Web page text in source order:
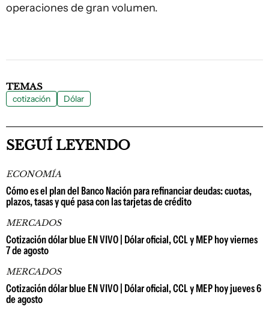
operaciones de gran volumen.
TEMAS
cotización Dólar
SEGUÍ LEYENDO
ECONOMÍA
Cómo es el plan del Banco Nación para refinanciar deudas: cuotas,
plazos, tasas y qué pasa con las tarjetas de crédito
MERCADOS
Cotización dólar blue EN VIVO | Dólar oficial, CCL y MEP hoy viernes
7 de agosto
MERCADOS
Cotización dólar blue EN VIVO | Dólar oficial, CCL y MEP hoy jueves 6
de agosto